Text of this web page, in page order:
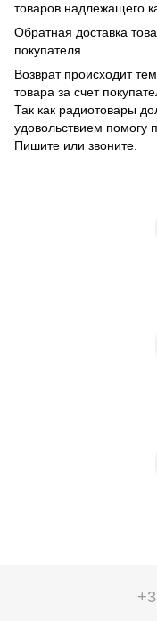
товаров надлежащего
Обратная доставка
покупателя.
Возврат происходит
товара за счет
Так как радиотовары
удовольствием помогу
Пишите или звоните.